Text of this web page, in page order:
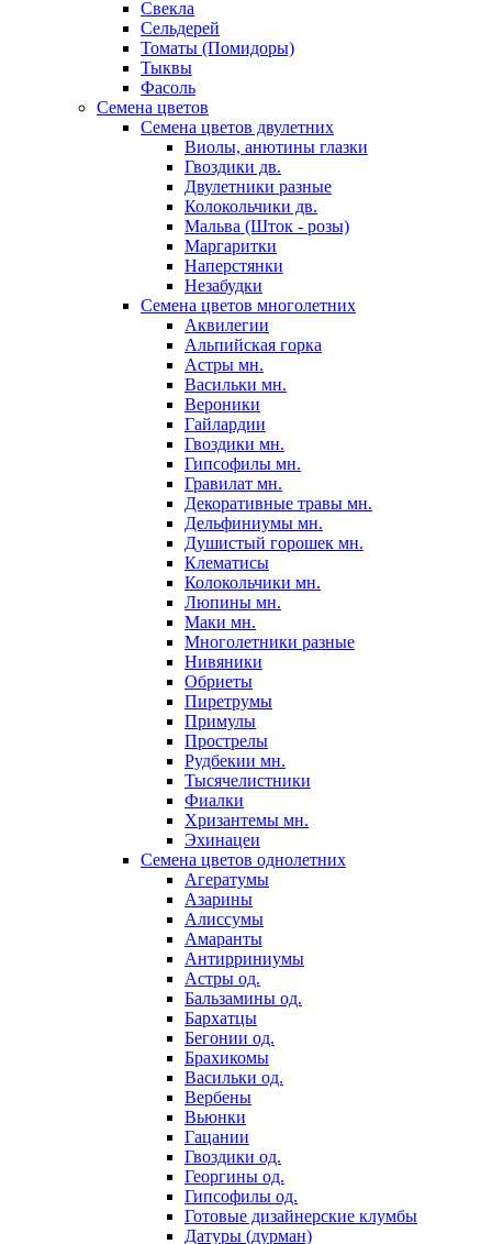
Свекла
Сельдерей
Томаты (Помидоры)
Тыквы
Фасоль
Семена цветов
Семена цветов двулетних
Виолы, анютины глазки
Гвоздики дв.
Двулетники разные
Колокольчики дв.
Мальва (Шток - розы)
Маргаритки
Наперстянки
Незабудки
Семена цветов многолетних
Аквилегии
Альпийская горка
Астры мн.
Васильки мн.
Вероники
Гайлардии
Гвоздики мн.
Гипсофилы мн.
Гравилат мн.
Декоративные травы мн.
Дельфиниумы мн.
Душистый горошек мн.
Клематисы
Колокольчики мн.
Люпины мн.
Маки мн.
Многолетники разные
Нивяники
Обриеты
Пиретрумы
Примулы
Прострелы
Рудбекии мн.
Тысячелистники
Фиалки
Хризантемы мн.
Эхинацеи
Семена цветов однолетних
Агератумы
Азарины
Алиссумы
Амаранты
Антирриниумы
Астры од.
Бальзамины од.
Бархатцы
Бегонии од.
Брахикомы
Васильки од.
Вербены
Вьюнки
Гацании
Гвоздики од.
Георгины од.
Гипсофилы од.
Готовые дизайнерские клумбы
Датуры (дурман)